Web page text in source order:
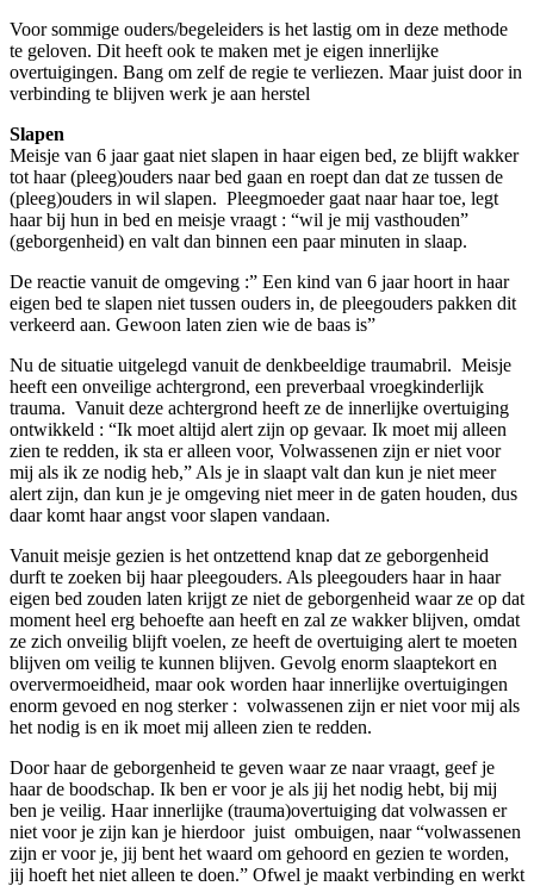
Voor sommige ouders/begeleiders is het lastig om in deze methode
te geloven. Dit heeft ook te maken met je eigen innerlijke
overtuigingen. Bang om zelf de regie te verliezen. Maar juist door in
verbinding te blijven werk je aan herstel
Slapen
Meisje van 6 jaar gaat niet slapen in haar eigen bed, ze blijft wakker
tot haar (pleeg)ouders naar bed gaan en roept dan dat ze tussen de
(pleeg)ouders in wil slapen. Pleegmoeder gaat naar haar toe, legt
haar bij hun in bed en meisje vraagt : “wil je mij vasthouden”
(geborgenheid) en valt dan binnen een paar minuten in slaap.
De reactie vanuit de omgeving :” Een kind van 6 jaar hoort in haar
eigen bed te slapen niet tussen ouders in, de pleegouders pakken dit
verkeerd aan. Gewoon laten zien wie de baas is”
Nu de situatie uitgelegd vanuit de denkbeeldige traumabril. Meisje
heeft een onveilige achtergrond, een preverbaal vroegkinderlijk
trauma. Vanuit deze achtergrond heeft ze de innerlijke overtuiging
ontwikkeld : “Ik moet altijd alert zijn op gevaar. Ik moet mij alleen
zien te redden, ik sta er alleen voor, Volwassenen zijn er niet voor
mij als ik ze nodig heb,” Als je in slaapt valt dan kun je niet meer
alert zijn, dan kun je je omgeving niet meer in de gaten houden, dus
daar komt haar angst voor slapen vandaan.
Vanuit meisje gezien is het ontzettend knap dat ze geborgenheid
durft te zoeken bij haar pleegouders. Als pleegouders haar in haar
eigen bed zouden laten krijgt ze niet de geborgenheid waar ze op dat
moment heel erg behoefte aan heeft en zal ze wakker blijven, omdat
ze zich onveilig blijft voelen, ze heeft de overtuiging alert te moeten
blijven om veilig te kunnen blijven. Gevolg enorm slaaptekort en
oververmoeidheid, maar ook worden haar innerlijke overtuigingen
enorm gevoed en nog sterker : volwassenen zijn er niet voor mij als
het nodig is en ik moet mij alleen zien te redden.
Door haar de geborgenheid te geven waar ze naar vraagt, geef je
haar de boodschap. Ik ben er voor je als jij het nodig hebt, bij mij
ben je veilig. Haar innerlijke (trauma)overtuiging dat volwassen er
niet voor je zijn kan je hierdoor juist ombuigen, naar “volwassenen
zijn er voor je, jij bent het waard om gehoord en gezien te worden,
jij hoeft het niet alleen te doen.” Ofwel je maakt verbinding en werkt